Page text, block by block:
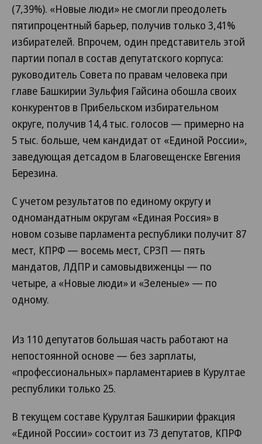
(7,39%). «Новые люди» не смогли преодолеть
пятипроцентный барьер, получив только 3,41%
избирателей. Впрочем, один представитель этой
партии попал в состав депутатского корпуса:
руководитель Совета по правам человека при
главе Башкирии Зульфия Гайсина обошла своих
конкурентов в Прибельском избирательном
округе, получив 14,4 тыс. голосов — примерно на
5 тыс. больше, чем кандидат от «Единой России»,
заведующая детсадом в Благовещенске Евгения
Березина.
С учетом результатов по единому округу и
одномандатным округам «Единая Россия» в
новом созыве парламента республики получит 87
мест, КПРФ — восемь мест, СРЗП — пять
мандатов, ЛДПР и самовыдвиженцы — по
четыре, а «Новые люди» и «Зеленые» — по
одному.
Из 110 депутатов большая часть работают на
непостоянной основе — без зарплаты,
«профессиональных» парламентариев в Курултае
республики только 25.
В текущем составе Курултая Башкирии фракция
«Единой России» состоит из 73 депутатов, КПРФ